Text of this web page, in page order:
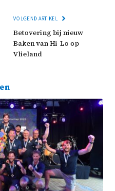
VOLGEND ARTIKEL
Betovering bij nieuw
Baken van Hi-Lo op
Vlieland